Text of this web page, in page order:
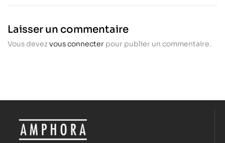
Variation des
d’entraînement
Séries
Laisser un commentaire
Vous devezvous connecter pour publier un commentaire.